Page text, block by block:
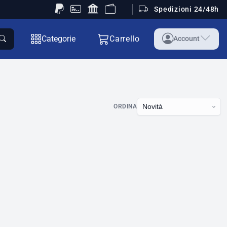
Spedizioni 24/48h
Categorie Carrello Account
ORDINA